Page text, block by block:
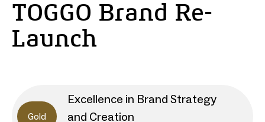
TOGGO Brand Re-
Launch
Gold
Excellence in Brand Strategy
and Creation